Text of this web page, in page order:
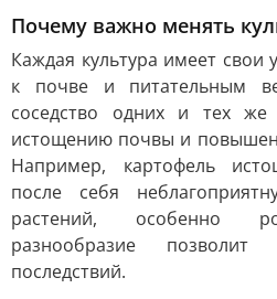
Почему важно менять
Каждая культура имеет свои
к почве и питательным
соседство одних и тех
истощению почвы и
Например, картофель
после себя
растений, особенно
разнообразие позволит
последствий.